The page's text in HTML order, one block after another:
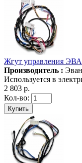
Жгут управления
Производитель :
Используется в
2 803 р.
Кол-во: